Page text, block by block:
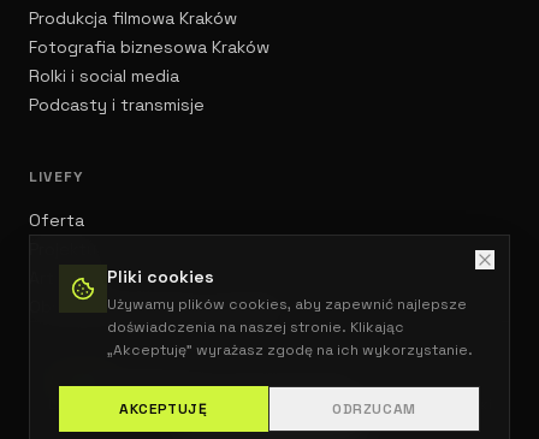
Pliki cookies
Używamy plików cookies, aby zapewnić najlepsze
doświadczenia na naszej stronie. Klikając
„Akceptuję" wyrażasz zgodę na ich wykorzystanie.
AKCEPTUJĘ ODRZUCAM
Produkcja filmowa Kraków
Fotografia biznesowa Kraków
Rolki i social media
Podcasty i transmisje
LIVEFY
Oferta
Artykuły
Obsługa konferencji i eventów
Livefy | Kraków • Warszawa • Kielce • Ostrowiec Świętokrzyski